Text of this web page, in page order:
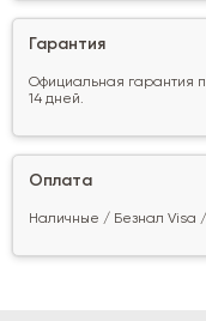
Гарантия
Официальная гарантия
14 дней.
Оплата
Наличные / Безнал Visa